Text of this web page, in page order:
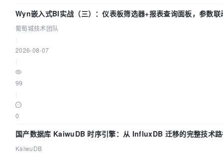
Wyn嵌入式BI实战（三）：仪表板筛选器+报表查询面板，参数联
葡萄城技术团队
2026-08-07
99
0
国产数据库 KaiwuDB 时序引擎：从 InfluxDB 迁移的完整技术
KaiwuDB